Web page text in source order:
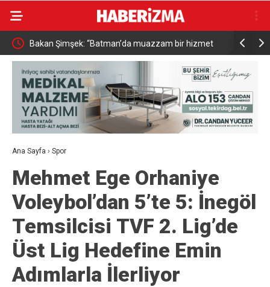
Resul Dindar ve Ümit Yaşar, Kastamonu’da binlerce
vatandaşa unutulmaz bir gece yaşattı
Ana Sayfa › Spor
Mehmet Ege Orhaniye
Voleybol’dan 5’te 5: İnegöl
Temsilcisi TVF 2. Lig’de
Üst Lig Hedefine Emin
Adımlarla İlerliyor